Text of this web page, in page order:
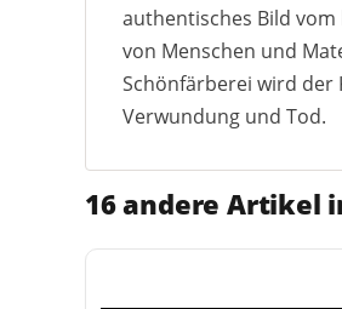
authentisches Bild
von Menschen und
Schönfärberei wird der
Verwundung und Tod.
16 andere Artikel